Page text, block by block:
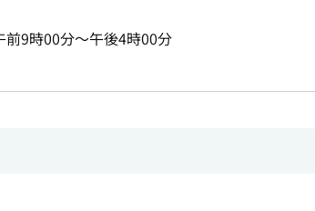
9時00分～午後4時00分